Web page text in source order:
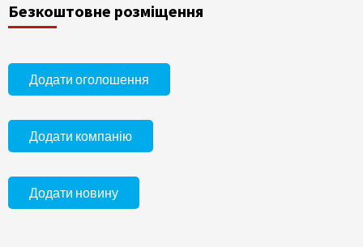
Безкоштовне розміщення
Додати оголошення
Додати компанію
Додати новину